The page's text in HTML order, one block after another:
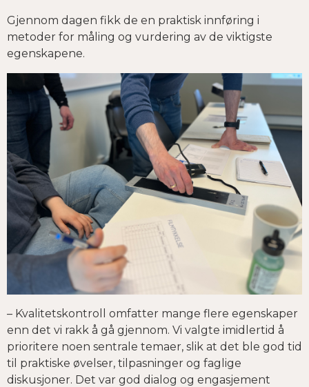
Gjennom dagen fikk de en praktisk innføring i
metoder for måling og vurdering av de viktigste
egenskapene.
– Kvalitetskontroll omfatter mange flere egenskaper
enn det vi rakk å gå gjennom. Vi valgte imidlertid å
prioritere noen sentrale temaer, slik at det ble god tid
til praktiske øvelser, tilpasninger og faglige
diskusjoner. Det var god dialog og engasjement